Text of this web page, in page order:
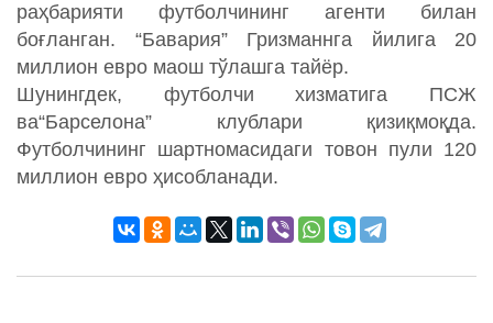
раҳбарияти футболчининг агенти билан
боғланган. “Бавария” Гризманнга йилига 20
миллион евро маош тўлашга тайёр.
Шунингдек, футболчи хизматига ПСЖ
ва“Барселона” клублари қизиқмоқда.
Футболчининг шартномасидаги товон пули 120
миллион евро ҳисобланади.